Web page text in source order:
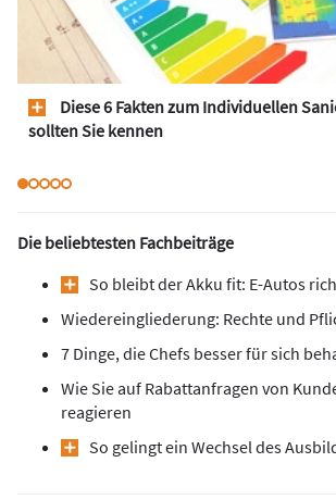
Diese 6 Fakten zum Individuellen
sollten Sie kennen
Die beliebtesten Fachbeiträge
So bleibt der Akku fit: E-Autos
Wiedereingliederung: Rechte und
7 Dinge, die Chefs besser für sich
Wie Sie auf Rabattanfragen von
reagieren
So gelingt ein Wechsel des